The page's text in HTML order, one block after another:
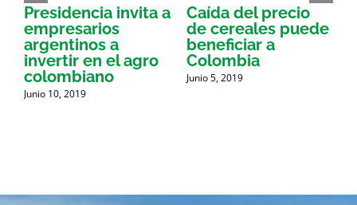
Presidencia invita a
empresarios
argentinos a
invertir en el agro
colombiano
Junio 10, 2019
Caída del precio
de cereales puede
beneficiar a
Colombia
Junio 5, 2019